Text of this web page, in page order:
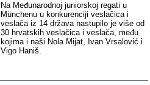
Na Međunarodnoj juniorskoj regati u
Münchenu u konkurenciji veslačica i
veslača iz 14 država nastupilo je više od
30 hrvatskih veslačica i veslača, među
kojima i naši Nola Mijat, Ivan Vrsalović i
Vigo Haniš.